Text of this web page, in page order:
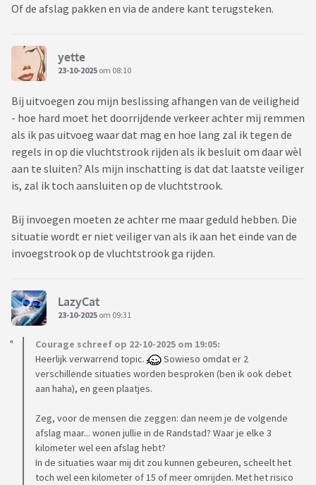
Of de afslag pakken en via de andere kant terugsteken.
yette
23-10-2025 om 08:10
Bij uitvoegen zou mijn beslissing afhangen van de veiligheid
- hoe hard moet het doorrijdende verkeer achter mij remmen
als ik pas uitvoeg waar dat mag en hoe lang zal ik tegen de
regels in op die vluchtstrook rijden als ik besluit om daar wèl
aan te sluiten? Als mijn inschatting is dat dat laatste veiliger
is, zal ik toch aansluiten op de vluchtstrook.
Bij invoegen moeten ze achter me maar geduld hebben. Die
situatie wordt er niet veiliger van als ik aan het einde van de
invoegstrook op de vluchtstrook ga rijden.
LazyCat
23-10-2025 om 09:31
Courage schreef op 22-10-2025 om 19:05:
Heerlijk verwarrend topic.
Sowieso omdat er 2
verschillende situaties worden besproken (ben ik ook debet
aan haha), en geen plaatjes.
Zeg, voor de mensen die zeggen: dan neem je de volgende
afslag maar... wonen jullie in de Randstad? Waar je elke 3
kilometer wel een afslag hebt?
In de situaties waar mij dit zou kunnen gebeuren, scheelt het
toch wel een kilometer of 15 of meer omrijden. Met het risico